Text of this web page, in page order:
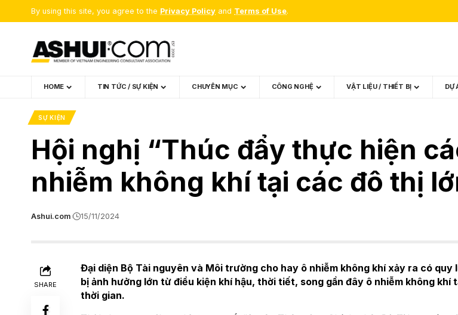
By using this site, you agree to the Privacy Policy and Terms of Use.
HOME TIN TỨC / SỰ KIỆN CHUYÊN MỤC CÔNG NGHỆ VẬT LIỆU / THIẾT BỊ DỰ
SỰ KIỆN
Hội nghị “Thúc đẩy thực hiện
nhiễm không khí tại các đô thị
Ashui.com 15/11/2024
SHARE
Đại diện Bộ Tài nguyên và Môi trường cho hay ô nhiễm không khí xảy ra có quy
bị ảnh hưởng lớn từ điều kiện khí hậu, thời tiết, song gần đây ô nhiễm không khí
thời gian.